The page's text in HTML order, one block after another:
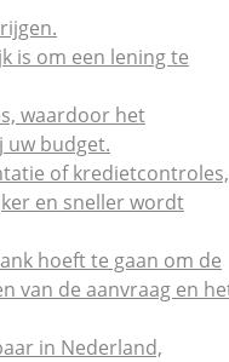
is om een lening te
waardoor het
uw budget.
of kredietcontroles,
en sneller wordt
hoeft te gaan om de
van de aanvraag en
in Nederland,